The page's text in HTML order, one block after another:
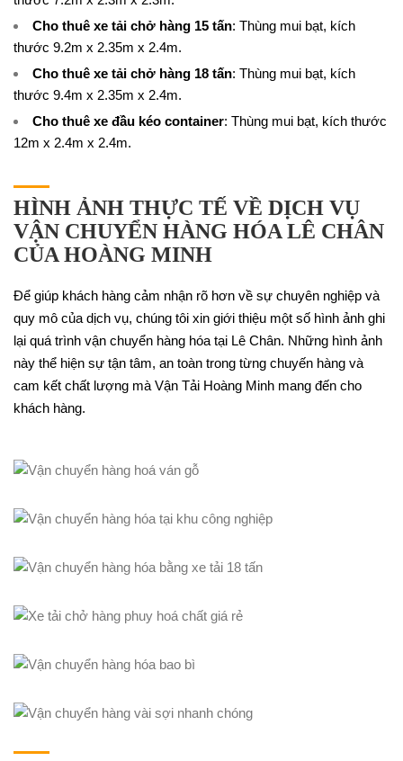
Cho thuê xe tải chở hàng 15 tấn: Thùng mui bạt, kích
thước 9.2m x 2.35m x 2.4m.
Cho thuê xe tải chở hàng 18 tấn: Thùng mui bạt, kích
thước 9.4m x 2.35m x 2.4m.
Cho thuê xe đầu kéo container: Thùng mui bạt, kích thước
12m x 2.4m x 2.4m.
HÌNH ẢNH THỰC TẾ VỀ DỊCH VỤ
VẬN CHUYỂN HÀNG HÓA LÊ CHÂN
CỦA HOÀNG MINH
Để giúp khách hàng cảm nhận rõ hơn về sự chuyên nghiệp và
quy mô của dịch vụ, chúng tôi xin giới thiệu một số hình ảnh ghi
lại quá trình vận chuyển hàng hóa tại Lê Chân. Những hình ảnh
này thể hiện sự tận tâm, an toàn trong từng chuyến hàng và
cam kết chất lượng mà Vận Tải Hoàng Minh mang đến cho
khách hàng.